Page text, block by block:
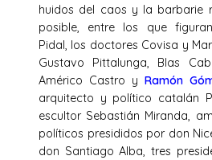
huidos del caos y la barbarie
posible, entre los que
Pidal, los doctores Covisa y
Gustavo Pittalunga, Blas
Américo Castro y Ramón
arquitecto y político catalán
escultor Sebastián Miranda,
políticos presididos por don
don Santiago Alba, tres